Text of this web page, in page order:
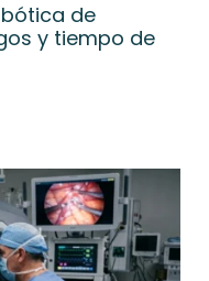
de
y tiempo de